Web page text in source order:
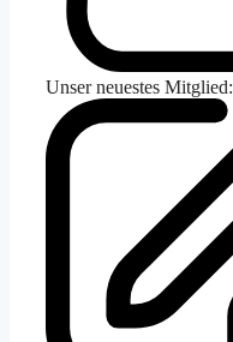
Unser neuestes Mitglied: